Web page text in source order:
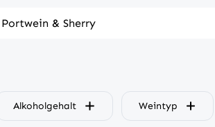
Portwein & Sherry
Alkoholgehalt Weintyp